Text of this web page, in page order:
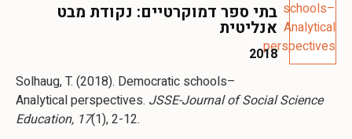
בתי ספר דמוקרטיים: נקודת מבט
אנליטית
2018
Solhaug, T. (2018). Democratic schools–
Analytical perspectives. JSSE-Journal of Social Science
Education, 17